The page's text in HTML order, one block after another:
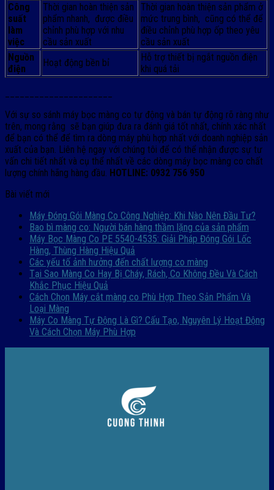
Công
suất
làm
việc
Thời gian hoàn thiện sản
phẩm nhanh, được điều
chỉnh phù hợp với nhu
cầu sản xuất
Thời gian hoàn thiện sản phẩm ở
mức trung bình, cũng có thể để
điều chỉnh phù hợp ốp theo yêu
cầu sản xuất
Nguồn
điện
Hoạt động bền bỉ
Hỗ trợ thiết bị ngắt nguồn điện
khi quá tải
Với sự so sánh máy bọc màng co tự động và bán tự động rõ ràng như
trên, mong rằng sẽ bạn giúp đưa ra đánh giá tốt nhất, chính xác nhất
để bạn có thể để tìm ra dòng máy phù hợp nhất với doanh nghiệp sản
xuất của bạn. Liên hệ ngay với chúng tôi để có thể nhận được sự tư
vấn chi tiết nhất và cụ thể nhất về các dòng máy bọc màng co chất
lượng chính hãng hàng đầu. HOTLINE: 0932 756 950
Bài viết mới
Máy Đóng Gói Màng Co Công Nghiệp: Khi Nào Nên Đầu Tư?
Bao bì màng co: Người bán hàng thầm lặng của sản phẩm
Máy Bọc Màng Co PE 5540-4535: Giải Pháp Đóng Gói Lốc
Hàng, Thùng Hàng Hiệu Quả
Các yếu tố ảnh hưởng đến chất lượng co màng
Tại Sao Màng Co Hay Bị Cháy, Rách, Co Không Đều Và Cách
Khắc Phục Hiệu Quả
Cách Chọn Máy cắt màng co Phù Hợp Theo Sản Phẩm Và
Loại Màng
Máy Co Màng Tự Động Là Gì? Cấu Tạo, Nguyên Lý Hoạt Động
Và Cách Chọn Máy Phù Hợp